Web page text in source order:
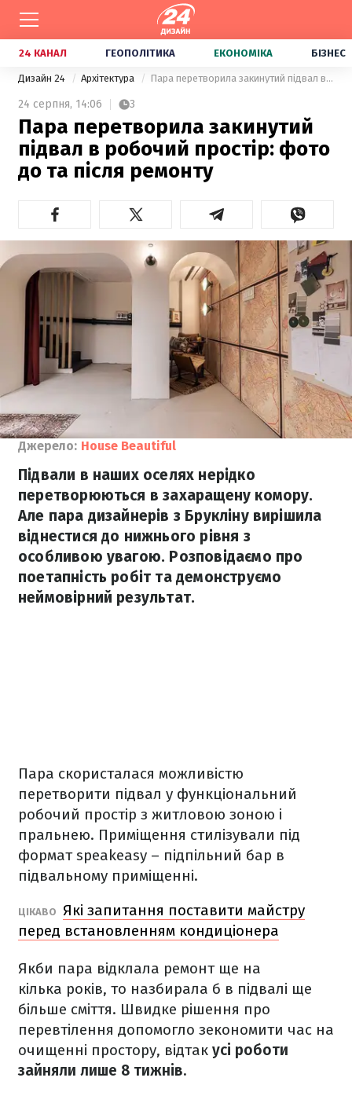
24 КАНАЛ ГЕОПОЛІТИКА ЕКОНОМІКА БІЗНЕС
Дизайн 24 Архітектура Пара перетворила закинутий підвал в робочий простір: фото до та після ремонту
24 серпня, 14:06 3
Пара перетворила закинутий
підвал в робочий простір: фото
до та після ремонту
Джерело: House Beautiful
Підвали в наших оселях нерідко
перетворюються в захаращену комору.
Але пара дизайнерів з Брукліну вирішила
віднестися до нижнього рівня з
особливою увагою. Розповідаємо про
поетапність робіт та демонструємо
неймовірний результат.
Пара скористалася можливістю
перетворити підвал у функціональний
робочий простір з житловою зоною і
пральнею. Приміщення стилізували під
формат speakeasy – підпільний бар в
підвальному приміщенні.
ЦІКАВО Які запитання поставити майстру
перед встановленням кондиціонера
Якби пара відклала ремонт ще на
кілька років, то назбирала б в підвалі ще
більше сміття. Швидке рішення про
перевтілення допомогло зекономити час на
очищенні простору, відтак усі роботи
зайняли лише 8 тижнів.